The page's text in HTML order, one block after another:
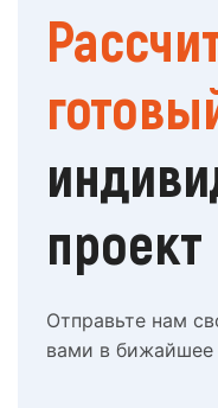
проект
Отправьте нам
вами в бижайшее